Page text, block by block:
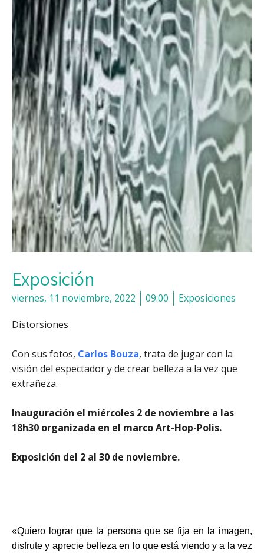
Exposición
viernes, 11 noviembre, 2022 09:00 Exposiciones
Distorsiones
Con sus fotos, Carlos Bouza, trata de jugar con la
visión del espectador y de crear belleza a la vez que
extrañeza.
Inauguración el miércoles 2 de noviembre a las
18h30 organizada en el marco Art-Hop-Polis.
Exposición del 2 al 30 de noviembre.
«Quiero lograr que la persona que se fija en la imagen,
disfrute y aprecie belleza en lo que está viendo y a la vez